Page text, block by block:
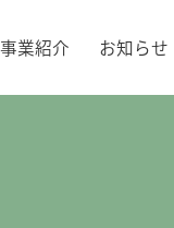
事業紹介 お知らせ